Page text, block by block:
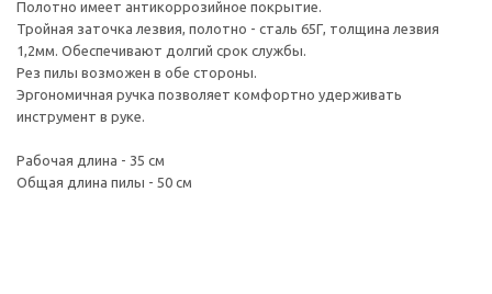
Полотно имеет антикоррозийное покрытие.
Тройная заточка лезвия, полотно - сталь 65Г, толщина лезвия
1,2мм. Обеспечивают долгий срок службы.
Рез пилы возможен в обе стороны.
Эргономичная ручка позволяет комфортно удерживать
инструмент в руке.
Рабочая длина - 35 см
Общая длина пилы - 50 см